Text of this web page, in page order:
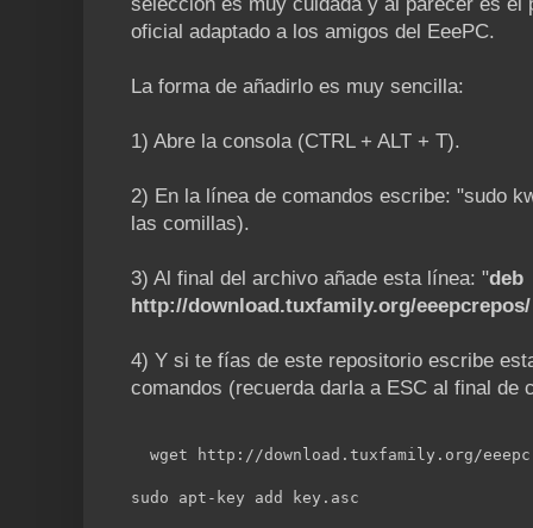
oficial adaptado a los amigos del EeePC.
La forma de añadirlo es muy sencilla:
1) Abre la consola (CTRL + ALT + T).
2) En la línea de comandos escribe: "sudo
las comillas).
3) Al final del archivo añade esta línea: "deb
http://download.tuxfamily.org/
4) Y si te fías de este repositorio escribe
comandos (recuerda darla a ESC al final de
wget http://download.tuxfamily.org/
sudo apt-key add key.asc